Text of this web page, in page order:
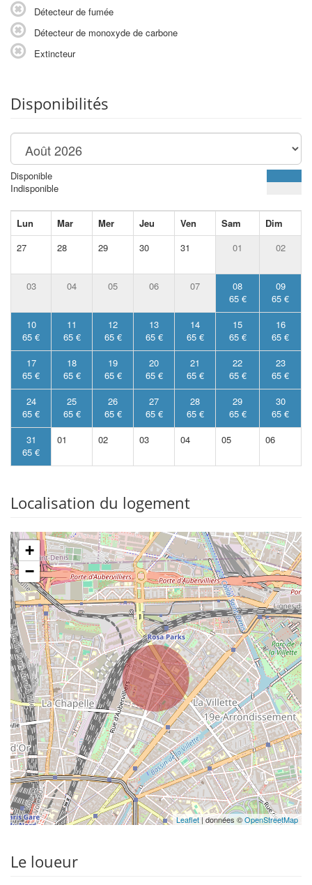
Détecteur de fumée
Détecteur de monoxyde de carbone
Extincteur
Disponibilités
Disponible
Indisponible
Lun Mar Mer Jeu Ven Sam
Dim
27
28 29 30 31 01 02
03 04 05 06 07
08
65 €
09
65 €
10
65 €
11
65 €
12
65 €
13
65 €
14
65 €
15
65 €
16
65 €
17
65 €
18
65 €
19
65 €
20
65 €
21
65 €
22
65 €
23
65 €
24
65 €
25
65 €
26
65 €
27
65 €
28
65 €
29
65 €
30
65 €
31
65 €
01 02 03 04 05 06
Localisation du logement
+
−
Leaflet| données ©OpenStreetMap
Le loueur